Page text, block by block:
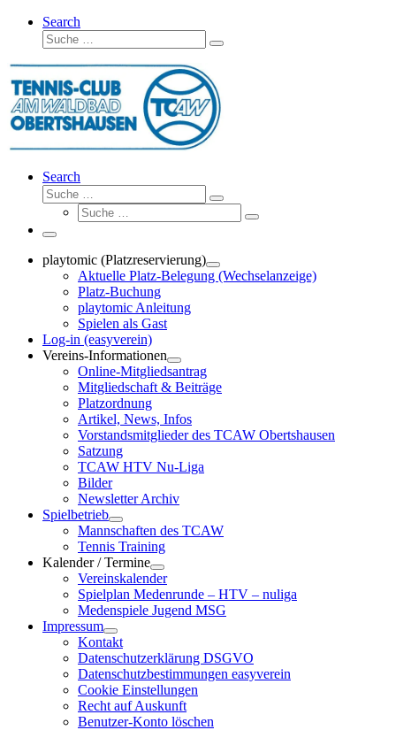
Search
Suche
Suche
Search
Suche
Suche
Suche
Suche
Menü
playtomic (Platzreservierung)
Aktuelle Platz-Belegung (Wechselanzeige)
Platz-Buchung
playtomic Anleitung
Spielen als Gast
Log-in (easyverein)
Vereins-Informationen
Online-Mitgliedsantrag
Mitgliedschaft & Beiträge
Platzordnung
Artikel, News, Infos
Vorstandsmitglieder des TCAW Obertshausen
Satzung
TCAW HTV Nu-Liga
Bilder
Newsletter Archiv
Spielbetrieb
Mannschaften des TCAW
Tennis Training
Kalender / Termine
Vereinskalender
Spielplan Medenrunde – HTV – nuliga
Medenspiele Jugend MSG
Impressum
Kontakt
Datenschutzerklärung DSGVO
Datenschutzbestimmungen easyverein
Cookie Einstellungen
Recht auf Auskunft
Benutzer-Konto löschen